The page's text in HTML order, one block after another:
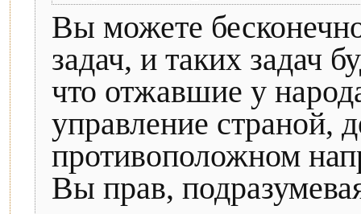
Вы можете
задач, и таких задач
что отжавшие у
управление страной,
противоположном
Вы прав,